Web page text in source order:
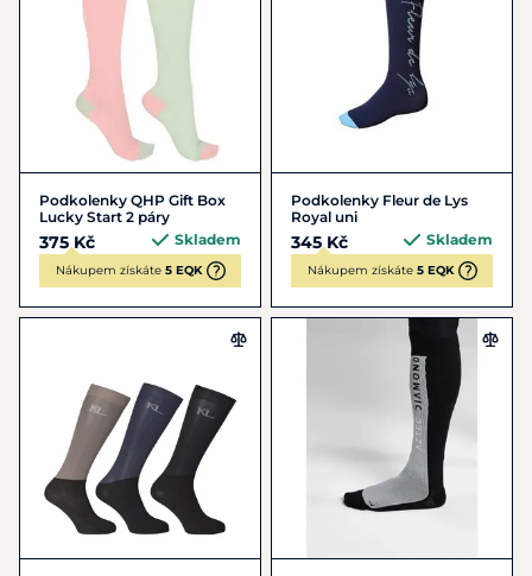
Podkolenky QHP Gift Box
Lucky Start 2 páry
375 Kč Skladem
Nákupem získáte 5 EQK
Podkolenky Fleur de Lys
Royal uni
345 Kč Skladem
Nákupem získáte 5 EQK